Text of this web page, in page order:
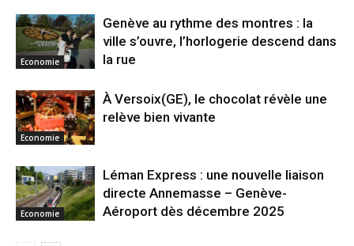
Economie
Genève au rythme des montres : la
ville s’ouvre, l’horlogerie descend dans
la rue
Economie
À Versoix(GE), le chocolat révèle une
relève bien vivante
Economie
Léman Express : une nouvelle liaison
directe Annemasse – Genève-
Aéroport dès décembre 2025